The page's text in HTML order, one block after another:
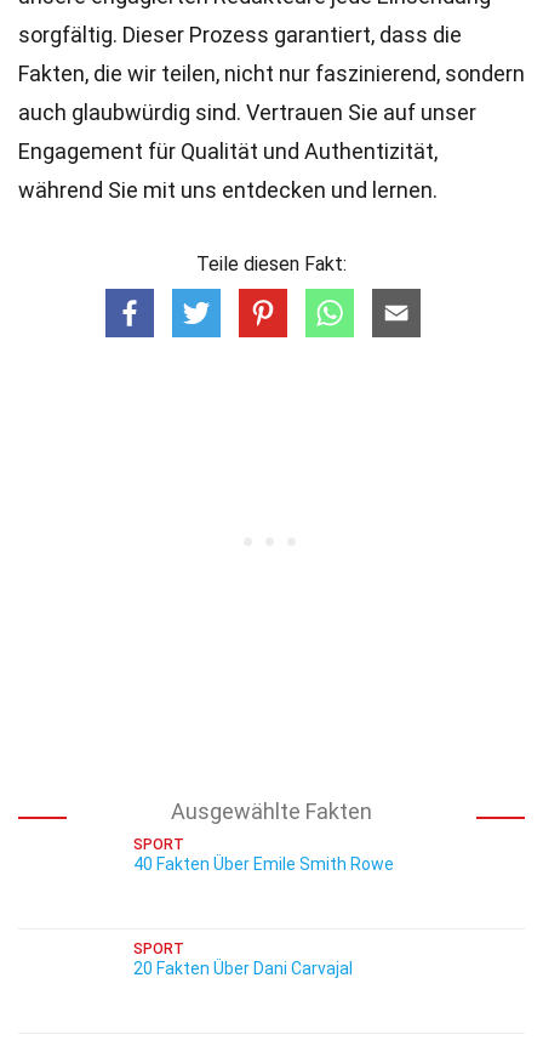
sorgfältig. Dieser Prozess garantiert, dass die
Fakten, die wir teilen, nicht nur faszinierend, sondern
auch glaubwürdig sind. Vertrauen Sie auf unser
Engagement für Qualität und Authentizität,
während Sie mit uns entdecken und lernen.
Teile diesen Fakt:
Ausgewählte Fakten
SPORT
40 Fakten Über Emile Smith Rowe
SPORT
20 Fakten Über Dani Carvajal